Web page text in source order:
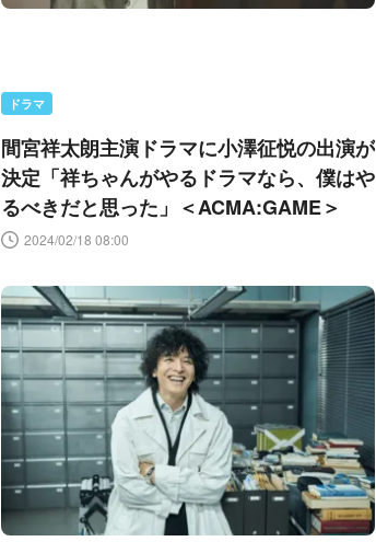
ドラマ
間宮祥太朗主演ドラマに小澤征悦の出演が
決定「祥ちゃんがやるドラマなら、僕はや
るべきだと思った」＜ACMA:GAME＞
2024/02/18 08:00